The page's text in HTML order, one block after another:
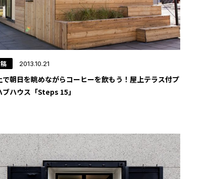
2013.10.21
で朝日を眺めながらコーヒーを飲もう！屋上テラス付プ
ブハウス「Steps 15」